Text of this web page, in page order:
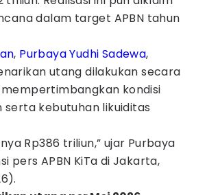
dalam target APBN tahun
, Purbaya Yudhi Sadewa,
utang dilakukan secara
kondisi
serta kebutuhan likuiditas
Rp386 triliun,” ujar Purbaya
pers APBN KiTa di Jakarta,